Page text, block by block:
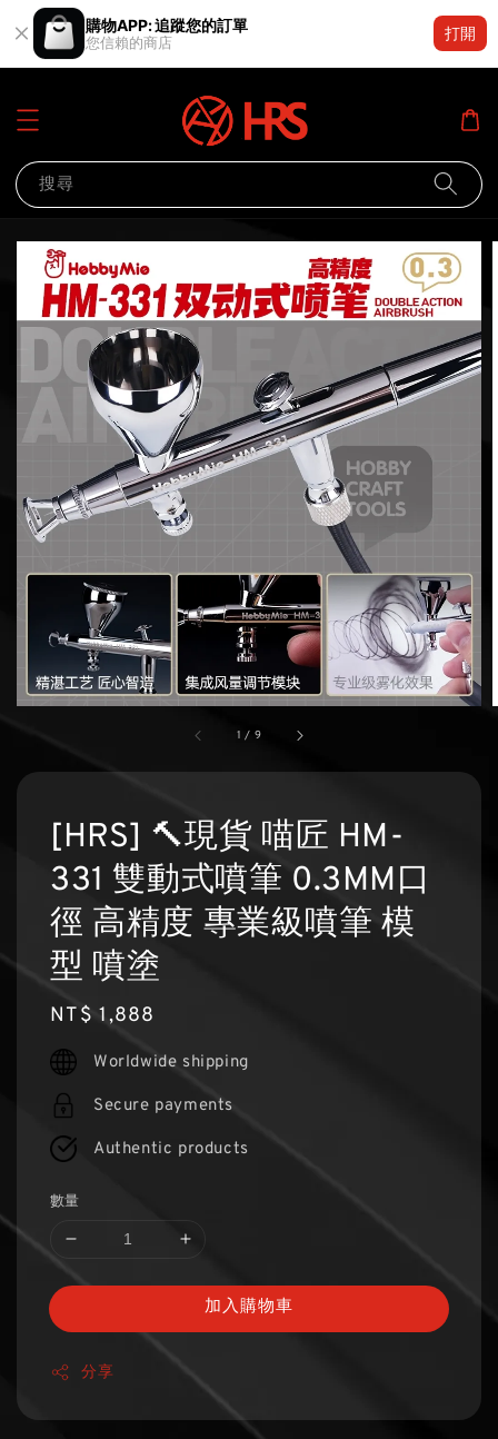
購物APP: 追蹤您的訂單
您信賴的商店
打開
搜尋
1 / 9
[HRS] 🔨現貨 喵匠 HM-
331 雙動式噴筆 0.3MM口
徑 高精度 專業級噴筆 模
型 噴塗
Regular
price
NT$ 1,888
Worldwide shipping
Secure payments
Authentic products
數量
加入購物車
分享